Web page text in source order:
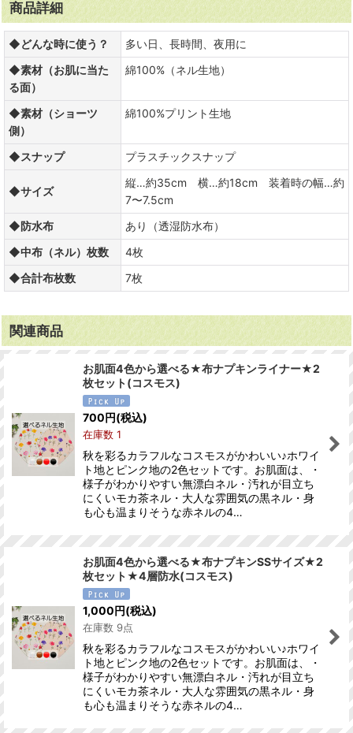
商品詳細
◆どんな時に使う？
多い日、長時間、夜用に
◆素材（お肌に当た
る面）
綿100%（ネル生地）
◆素材（ショーツ
側）
綿100%プリント生地
◆スナップ プラスチックスナップ
◆サイズ
縦…約35cm 横…約18cm 装着時の幅…約
7〜7.5cm
◆防水布
あり（透湿防水布）
◆中布（ネル）枚数
4枚
◆合計布枚数
7枚
関連商品
お肌面4色から選べる★布ナプキンライナー★2
枚セット(コスモス)
700円(税込)
在庫数 1
秋を彩るカラフルなコスモスがかわいい♪ホワイ
ト地とピンク地の2色セットです。お肌面は、・
様子がわかりやすい無漂白ネル・汚れが目立ち
にくいモカ茶ネル・大人な雰囲気の黒ネル・身
も心も温まりそうな赤ネルの4…
お肌面4色から選べる★布ナプキンSSサイズ★2
枚セット★4層防水(コスモス)
1,000円(税込)
在庫数 9点
秋を彩るカラフルなコスモスがかわいい♪ホワイ
ト地とピンク地の2色セットです。お肌面は、・
様子がわかりやすい無漂白ネル・汚れが目立ち
にくいモカ茶ネル・大人な雰囲気の黒ネル・身
も心も温まりそうな赤ネルの4…